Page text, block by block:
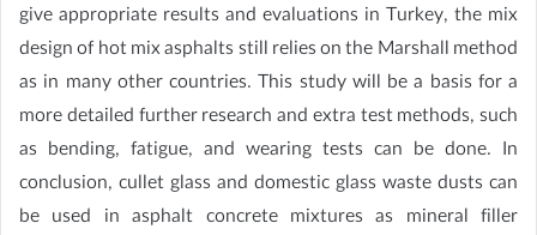
give appropriate results and evaluations in Turkey, the mix
design of hot mix asphalts still relies on the Marshall method
as in many other countries. This study will be a basis for a
more detailed further research and extra test methods, such
as bending, fatigue, and wearing tests can be done. In
conclusion, cullet glass and domestic glass waste dusts can
be used in asphalt concrete mixtures as mineral filler